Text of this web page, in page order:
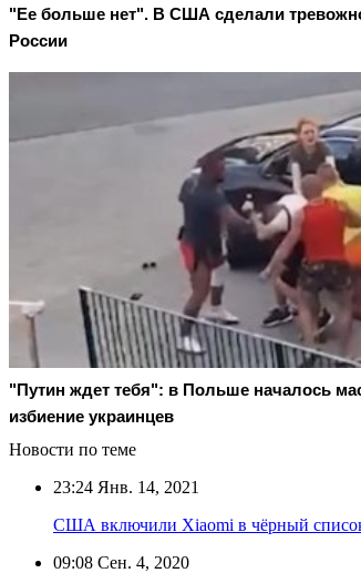
"Ее больше нет". В США сделали
России
"Путин ждет тебя": в Польше началось
избиение украинцев
Новости по теме
23:24 Янв. 14, 2021
США включили Xiaomi в чёрный
09:08 Сен. 4, 2020